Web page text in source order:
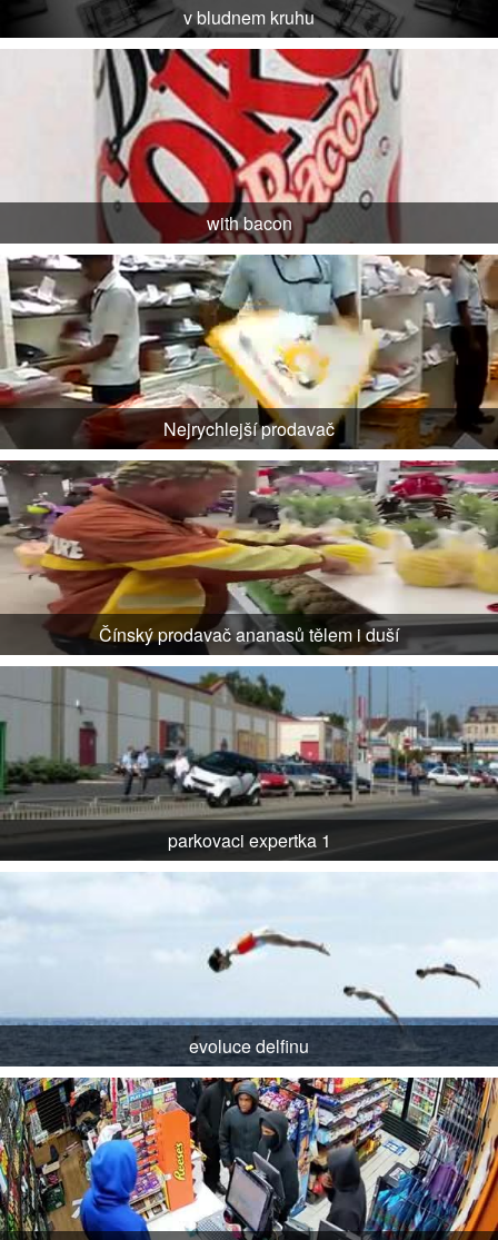
v bludnem kruhu
with bacon
Nejrychlejší prodavač
Čínský prodavač ananasů tělem i duší
parkovaci expertka 1
evoluce delfinu